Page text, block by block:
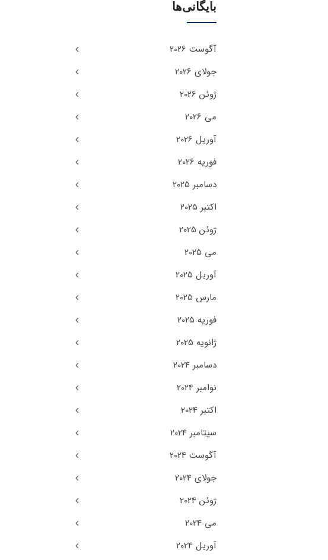
بایگانی‌ها
آگوست 2026
جولای 2026
ژوئن 2026
می 2026
آوریل 2026
فوریه 2026
دسامبر 2025
اکتبر 2025
ژوئن 2025
می 2025
آوریل 2025
مارس 2025
فوریه 2025
ژانویه 2025
دسامبر 2024
نوامبر 2024
اکتبر 2024
سپتامبر 2024
آگوست 2024
جولای 2024
ژوئن 2024
می 2024
آوریل 2024